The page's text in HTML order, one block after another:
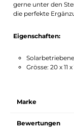
gerne unter den
die perfekte
Eigenschaften:
Grösse: 20 x 11 x
Marke
Bewertungen